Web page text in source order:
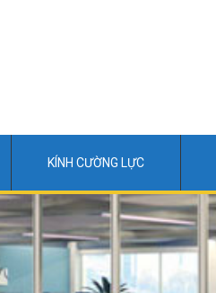
KÍNH CƯỜNG LỰC